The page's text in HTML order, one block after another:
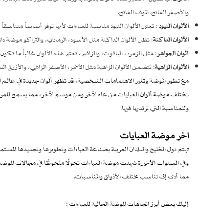
والأصفر الفاتح, الموف الفاتح.
الألوان النيود: تعتبر الألوان النيود مناسبة للعباءات لأنها توفر أساساً
الألوان الداكنة: تظل الألوان الداكنة مثل الأسود، الرمادي، والتراكو
ألوان الجواهر: مثل الزمرد، الياقوت، والزافير، تعتبر هذه الألوان غالباً
الألوان الزاهية: تتضمن الألوان الزاهية مثل الأحمر، الأصفر الزاهي،
مع تطور الموضة وتغير الاهتمامات الشخصية، قد تظهر ألوان جديدة في
تختلف موضة ألوان العبايات من عام لآخر ومن موسم لآخر، مما يسمح
وللمناسبة التي ترتديها فيها.
اخر موضة العبايات
تهتم دول الخليج والبلدان العربية بصناعة العباءات وتطويرها وتجديدها
وفي السنوات الأخيرة شهدت موضة العباءات تحولًا ملحوظًا في مجالات
مما أدى إلى تناسب مختلف الأذواق والمناسبات.
إليك بعض أبرز اتجاهات الموضة الحالية للعباءات :